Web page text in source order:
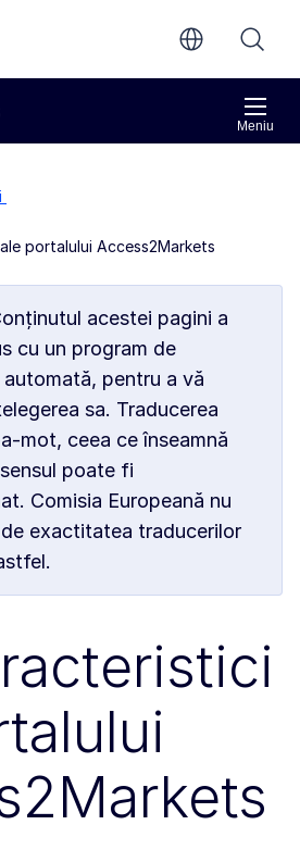
principal
Meniu
portalului Access2Markets
acestei pagini a
cu un program de
pentru a vă
sa. Traducerea
mot, ceea ce înseamnă
poate fi
Comisia Europeană nu
exactitatea traducerilor